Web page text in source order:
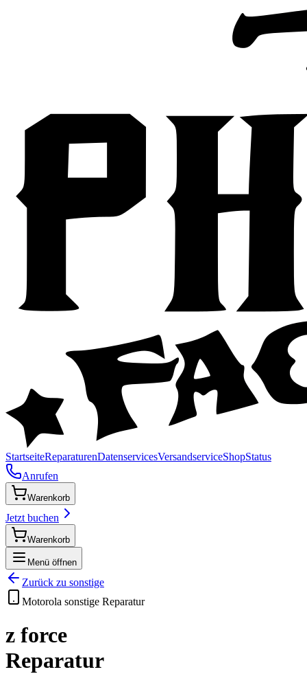
StartseiteReparaturenDatenservicesVersandserviceShopStatus
Anrufen
Warenkorb
Jetzt buchen
Warenkorb
Menü öffnen
Zurück zu sonstige
Motorola sonstige Reparatur
z force
Reparatur